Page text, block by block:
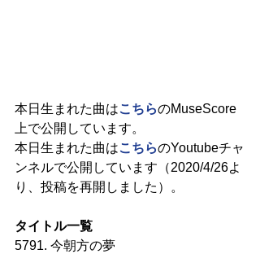
本日生まれた曲はこちらのMuseScore
上で公開しています。
本日生まれた曲はこちらのYoutubeチャ
ンネルで公開しています（2020/4/26よ
り、投稿を再開しました）。
タイトル一覧
5791. 今朝方の夢